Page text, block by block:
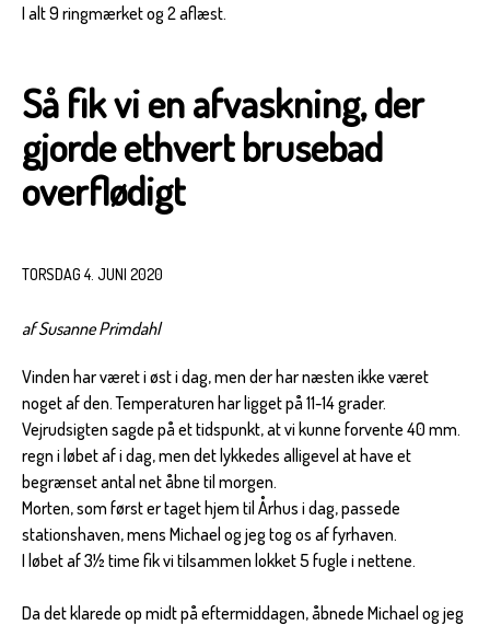
I alt 9 ringmærket og 2 aflæst.
Så fik vi en afvaskning, der
gjorde ethvert brusebad
overflødigt
TORSDAG 4. JUNI 2020
af Susanne Primdahl
Vinden har været i øst i dag, men der har næsten ikke været
noget af den. Temperaturen har ligget på 11-14 grader.
Vejrudsigten sagde på et tidspunkt, at vi kunne forvente 40 mm.
regn i løbet af i dag, men det lykkedes alligevel at have et
begrænset antal net åbne til morgen.
Morten, som først er taget hjem til Århus i dag, passede
stationshaven, mens Michael og jeg tog os af fyrhaven.
I løbet af 3½ time fik vi tilsammen lokket 5 fugle i nettene.
Da det klarede op midt på eftermiddagen, åbnede Michael og jeg